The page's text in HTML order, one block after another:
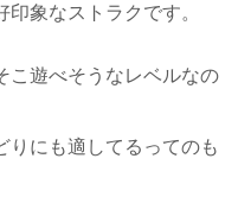
象なストラクです。
こ遊べそうなレベルなの
りにも適してるってのも